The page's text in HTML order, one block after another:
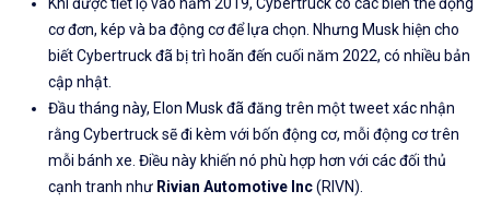
Khi được tiết lộ vào năm 2019, Cybertruck có các biến thể động
cơ đơn, kép và ba động cơ để lựa chọn. Nhưng Musk hiện cho
biết Cybertruck đã bị trì hoãn đến cuối năm 2022, có nhiều bản
cập nhật.
Đầu tháng này, Elon Musk đã đăng trên một tweet xác nhận
rằng Cybertruck sẽ đi kèm với bốn động cơ, mỗi động cơ trên
mỗi bánh xe. Điều này khiến nó phù hợp hơn với các đối thủ
cạnh tranh như Rivian Automotive Inc(RIVN).